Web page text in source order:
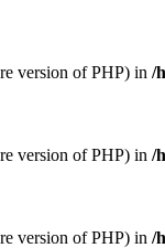
version of PHP) in /
version of PHP) in /
version of PHP) in /